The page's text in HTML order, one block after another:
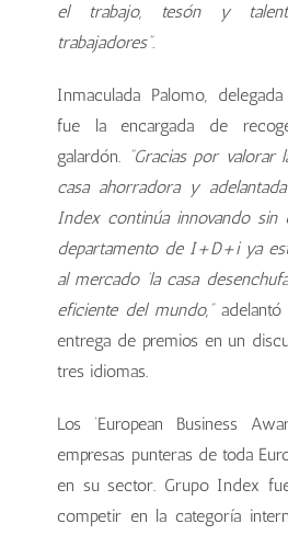
el trabajo, tesón y
trabajadores”.
Inmaculada Palomo,
fue la encargada de
galardón. “Gracias por valorar
casa ahorradora y
Index continúa innovando sin
departamento de I+D+i ya
al mercado ‘la casa
eficiente del mundo,”adelantó
entrega de premios en un
tres idiomas.
Los ‘European Business
empresas punteras de toda
en su sector. Grupo Index
competir en la categoría